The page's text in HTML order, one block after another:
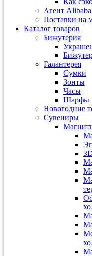
Агент
Поставки на
Каталог товаров
Бижутерия
Галантерея
Сумки
Зонты
Часы
Шарфы
Новогодние
Сувениры